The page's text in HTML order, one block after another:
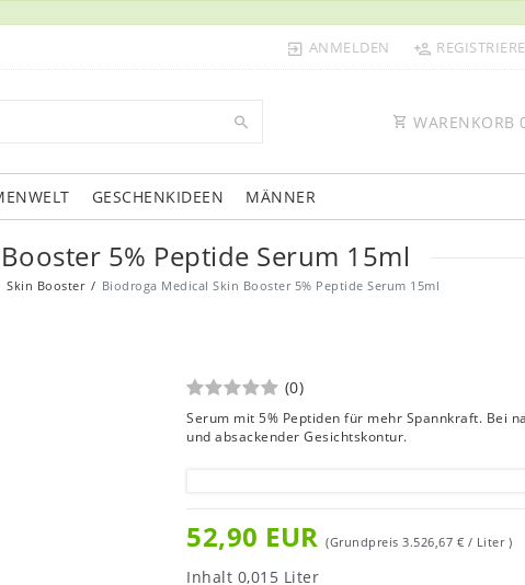
ANMELDEN
WARENKORB
GESCHENKIDEEN MÄNNER
5% Peptide Serum 15ml
Skin Booster Biodroga Medical Skin Booster 5% Peptide Serum 15ml
(0)
Serum mit 5% Peptiden für mehr Spannkraft. Bei
und absackender Gesichtskontur.
52,90 EUR (Grundpreis 3.526,67 € / Liter )
Inhalt 0,015 Liter